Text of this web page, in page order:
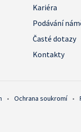
Kariéra
Podávání
Časté dotazy
Kontakty
• Ochrana soukromí •